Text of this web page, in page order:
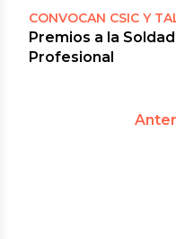
CONVOCAN CSIC Y
Premios a la
Profesional